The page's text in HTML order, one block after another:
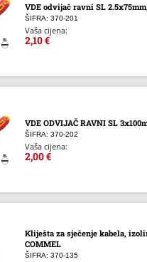
VDE odvijač ravni SL
ŠIFRA: 370-201
Vaša cijena:
2,10 €
VDE ODVIJAČ RAVNI SL
ŠIFRA: 370-202
Vaša cijena:
2,00 €
Kliješta za sječenje kabela,
COMMEL
ŠIFRA: 370-135